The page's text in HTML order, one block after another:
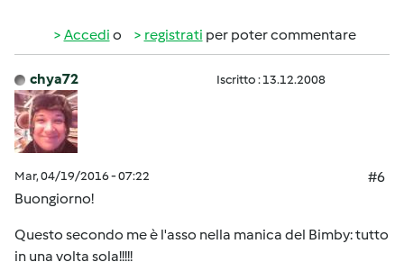
Accedi o registrati per poter commentare
chya72 Iscritto : 13.12.2008
Mar, 04/19/2016 - 07:22
#6
Buongiorno!
Questo secondo me è l'asso nella manica del Bimby: tutto
in una volta sola!!!!!